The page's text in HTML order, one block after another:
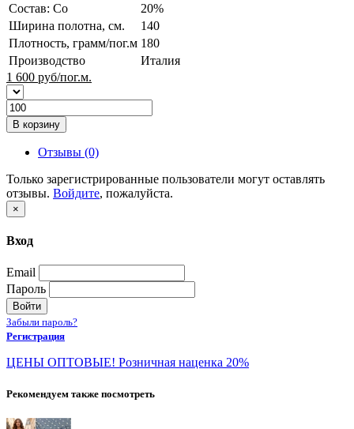
Состав: Co
20%
Ширина полотна, см.
140
Плотность, грамм/пог.м 180
Производство
Италия
1 600 руб/пог.м.
В корзину
Отзывы (0)
Только зарегистрированные пользователи могут оставлять
отзывы. Войдите, пожалуйста.
×
Вход
Email
Пароль
Войти
Забыли пароль?
Регистрация
ЦЕНЫ ОПТОВЫЕ! Розничная наценка 20%
Рекомендуем также посмотреть